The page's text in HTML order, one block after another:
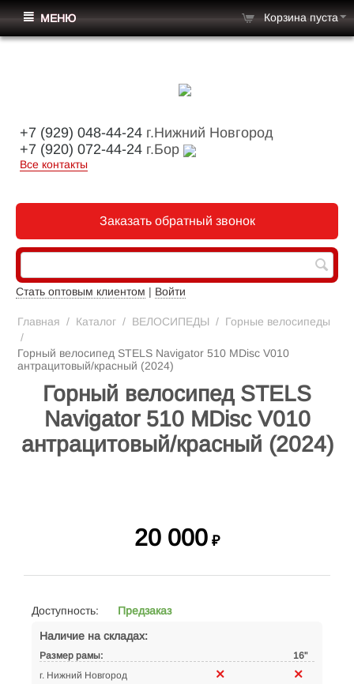
+7 (929) 048-44-24 г.Нижний Новгород
+7 (920) 072-44-24 г.Бор
Все контакты
Заказать обратный звонок
Стать оптовым клиентом | Войти
МЕНЮ Корзина пуста
Главная / Каталог / ВЕЛОСИПЕДЫ / Горные велосипеды
/
Горный велосипед STELS Navigator 510 MDisc V010
антрацитовый/красный (2024)
Горный велосипед STELS
Navigator 510 MDisc V010
антрацитовый/красный (2024)
20 000 ₽
Доступность:
Предзаказ
Наличие на складах:
Размер рамы:
16"
г. Нижний Новгород